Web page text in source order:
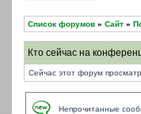
Список форумов » Сайт »
Кто сейчас на
Сейчас этот форум
Непрочитанные